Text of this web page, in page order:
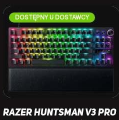
DOSTĘPNY U DOSTAWCY
Razer Huntsman V3 Pro